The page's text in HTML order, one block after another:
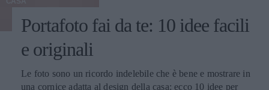
Portafoto fai da te: 10 idee facili
e originali
Le foto sono un ricordo indelebile che è bene e mostrare in
una cornice adatta al design della casa: ecco 10 idee per